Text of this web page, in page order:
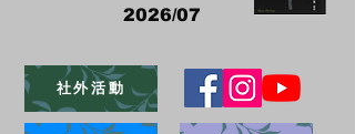
2026/07
社外活動